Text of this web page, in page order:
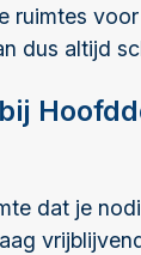
ruimtes
dus altijd
dat je